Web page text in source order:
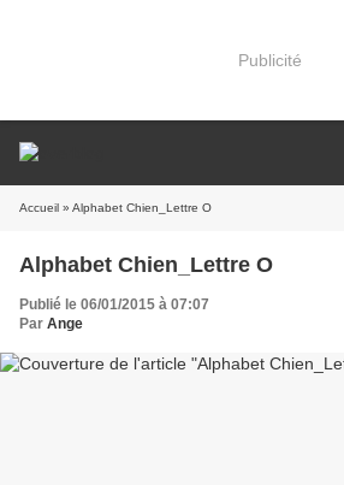
Publicité
Accueil » Alphabet Chien_Lettre O
Alphabet Chien_Lettre O
Publié le 06/01/2015 à 07:07
Par Ange